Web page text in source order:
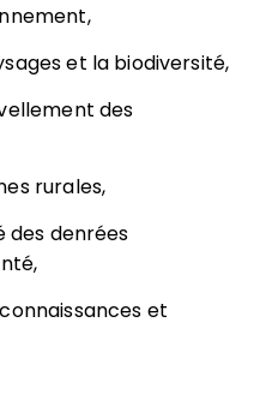
et la biodiversité,
des
rurales,
des denrées
et